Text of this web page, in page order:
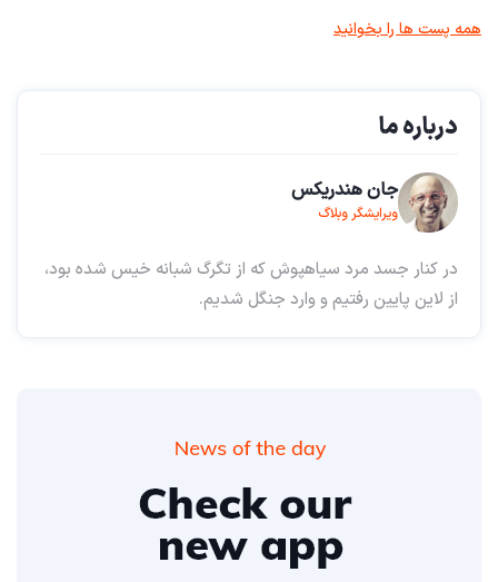
همه پست ها را بخوانید
درباره ما
جان هندریکس
ویرایشگر وبلاگ
در کنار جسد مرد سیاهپوش که از تگرگ شبانه خیس شده بود،
از لاین پایین رفتیم و وارد جنگل شدیم.